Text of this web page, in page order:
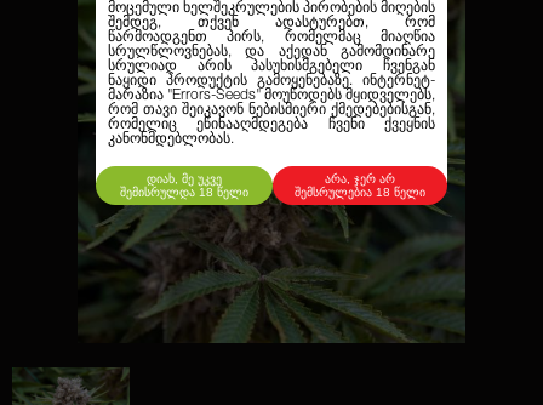
მოცემული ხელშეკრულების პირობების მიღების
შემდეგ, თქვენ ადასტურებთ, რომ
წარმოადგენთ პირს, რომელმაც მიაღწია
სრულწლოვნებას, და აქედან გამომდინარე
სრულიად არის პასუხისმგებელი ჩვენგან
ნაყიდი პროდუქტის გამოყენებაზე. ინტერნეტ-
მარაზია "Errors-Seeds" მოუწოდებს მყიდველებს,
რომ თავი შეიკავონ ნებისმიერი ქმედებებისგან,
რომელიც ეწინააღმდეგება ჩვენი ქვეყნის
კანონმდებლობას.
დიახ, მე უკვე
შემისრულდა 18 წელი
არა, ჯერ არ
შემსრულებია 18 წელი